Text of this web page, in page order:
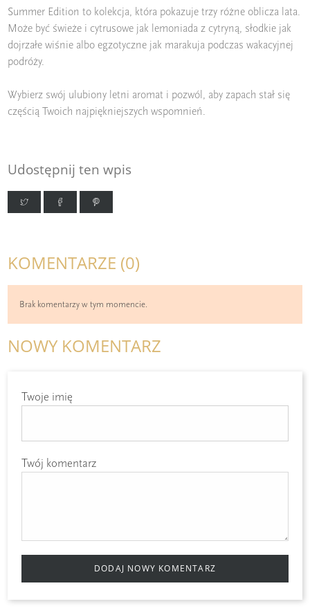
Summer Edition to kolekcja, która pokazuje trzy różne oblicza lata.
Może być świeże i cytrusowe jak lemoniada z cytryną, słodkie jak
dojrzałe wiśnie albo egzotyczne jak marakuja podczas wakacyjnej
podróży.
Wybierz swój ulubiony letni aromat i pozwól, aby zapach stał się
częścią Twoich najpiękniejszych wspomnień.
Udostępnij ten wpis
KOMENTARZE (0)
Brak komentarzy w tym momencie.
NOWY KOMENTARZ
Twoje imię
Twój komentarz
DODAJ NOWY KOMENTARZ